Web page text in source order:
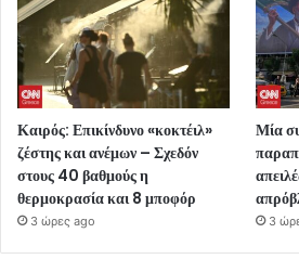
Καιρός: Επικίνδυνο «κοκτέιλ»
ζέστης και ανέμων – Σχεδόν
στους 40 βαθμούς η
θερμοκρασία και 8 μποφόρ
3 ώρες ago
Μία
3